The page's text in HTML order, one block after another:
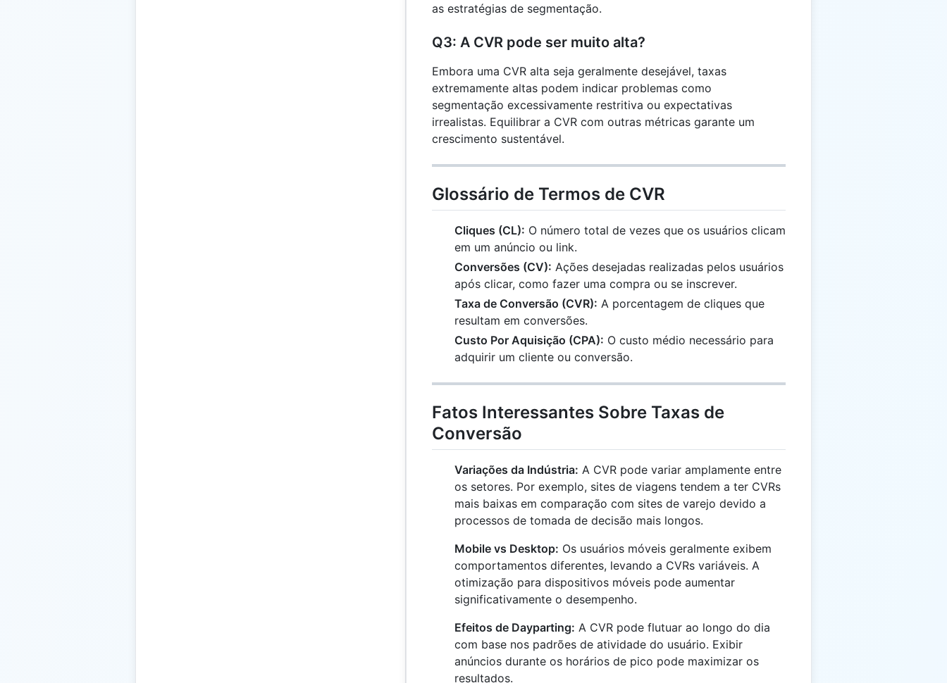
as estratégias de segmentação.
Q3: A CVR pode ser muito alta?
Embora uma CVR alta seja geralmente desejável, taxas
extremamente altas podem indicar problemas como
segmentação excessivamente restritiva ou expectativas
irrealistas. Equilibrar a CVR com outras métricas garante um
crescimento sustentável.
Glossário de Termos de CVR
Cliques (CL): O número total de vezes que os usuários clicam
em um anúncio ou link.
Conversões (CV): Ações desejadas realizadas pelos usuários
após clicar, como fazer uma compra ou se inscrever.
Taxa de Conversão (CVR): A porcentagem de cliques que
resultam em conversões.
Custo Por Aquisição (CPA): O custo médio necessário para
adquirir um cliente ou conversão.
Fatos Interessantes Sobre Taxas de
Conversão
Variações da Indústria: A CVR pode variar amplamente entre
os setores. Por exemplo, sites de viagens tendem a ter CVRs
mais baixas em comparação com sites de varejo devido a
processos de tomada de decisão mais longos.
Mobile vs Desktop: Os usuários móveis geralmente exibem
comportamentos diferentes, levando a CVRs variáveis. A
otimização para dispositivos móveis pode aumentar
significativamente o desempenho.
Efeitos de Dayparting: A CVR pode flutuar ao longo do dia
com base nos padrões de atividade do usuário. Exibir
anúncios durante os horários de pico pode maximizar os
resultados.